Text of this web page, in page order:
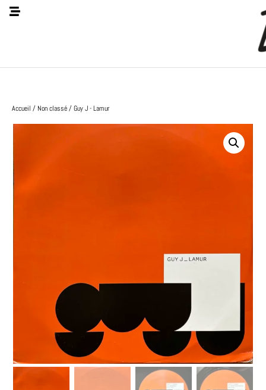
Accueil / Non classé/ Guy J - Lamur